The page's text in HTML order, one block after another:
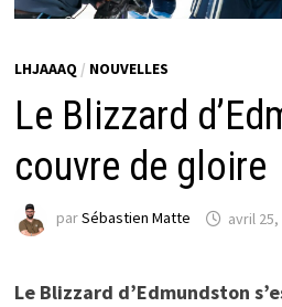
LHJAAAQ / NOUVELLES
Le Blizzard
couvre de gloire
parSébastien Matte avril 25,
Le Blizzard d’Edmundston